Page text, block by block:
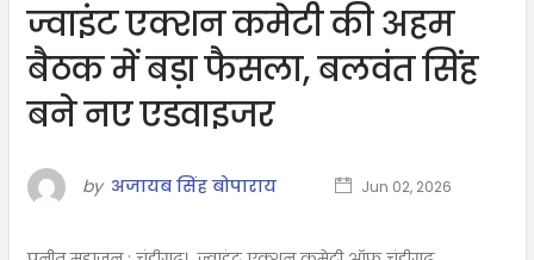
ज्वाइंट एक्शन कमेटी की अहम
बैठक में बड़ा फैसला, बलवंत सिंह
बने नए एडवाइजर
by अजायब सिंह बोपाराय Jun 02, 2026